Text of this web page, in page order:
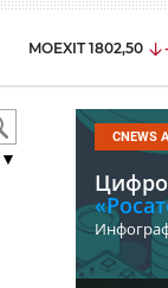
MOEXIT 1802,50
CNEWS